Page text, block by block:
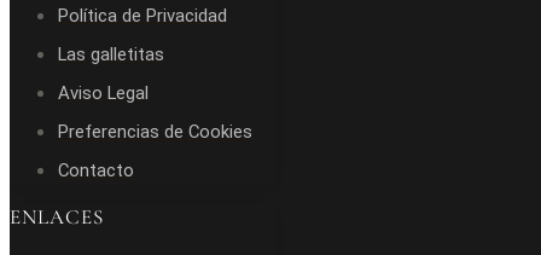
Política de Privacidad
Las galletitas
Aviso Legal
Preferencias de Cookies
Contacto
ENLACES